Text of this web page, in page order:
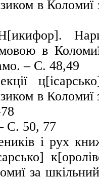
в
в
– С. 48,49
в
С. 50, 77
і рух
за